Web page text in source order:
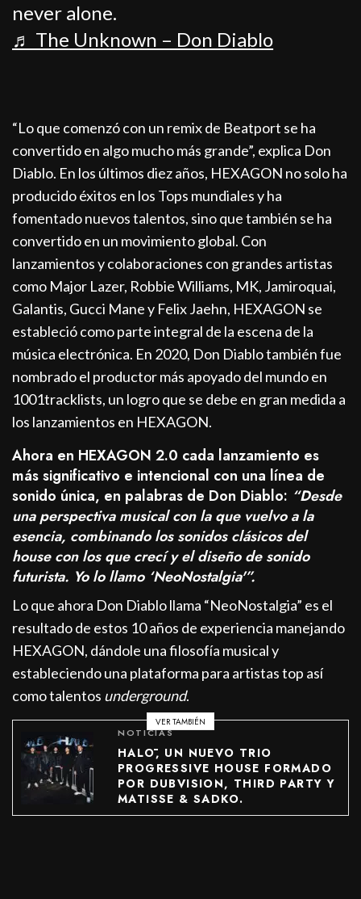
never alone.
♬ The Unknown – Don Diablo
“Lo que comenzó con un remix de Beatport se ha
convertido en algo mucho más grande”, explica Don
Diablo. En los últimos diez años, HEXAGON no solo ha
producido éxitos en los Tops mundiales y ha
fomentado nuevos talentos, sino que también se ha
convertido en un movimiento global. Con
lanzamientos y colaboraciones con grandes artistas
como Major Lazer, Robbie Williams, MK, Jamiroquai,
Galantis, Gucci Mane y Felix Jaehn, HEXAGON se
estableció como parte integral de la escena de la
música electrónica. En 2020, Don Diablo también fue
nombrado el productor más apoyado del mundo en
1001tracklists, un logro que se debe en gran medida a
los lanzamientos en HEXAGON.
Ahora en HEXAGON 2.0 cada lanzamiento es
más significativo e intencional con una línea de
sonido única, en palabras de Don Diablo: “Desde
una perspectiva musical con la que vuelvo a la
esencia, combinando los sonidos clásicos del
house con los que crecí y el diseño de sonido
futurista. Yo lo llamo ‘NeoNostalgia'”.
Lo que ahora Don Diablo llama “NeoNostalgia” es el
resultado de estos 10 años de experiencia manejando
HEXAGON, dándole una filosofía musical y
estableciendo una plataforma para artistas top así
como talentos underground.
VER TAMBIÉN
NOTICIAS
HALŌ, UN NUEVO TRIO
PROGRESSIVE HOUSE FORMADO
POR DUBVISION, THIRD PARTY Y
MATISSE & SADKO.